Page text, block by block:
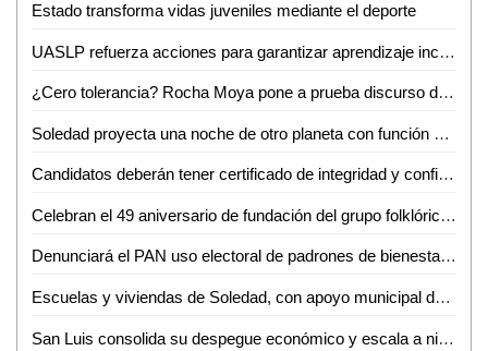
Estado transforma vidas juveniles mediante el deporte
UASLP refuerza acciones para garantizar aprendizaje inclusivo y permanencia escolar
¿Cero tolerancia? Rocha Moya pone a prueba discurso de anticorrupción en Morena
Soledad proyecta una noche de otro planeta con función especial de Star Wars
Candidatos deberán tener certificado de integridad y confiabilidad, propone el Dip. Héctor Serrano Cortés
Celebran el 49 aniversario de fundación del grupo folklórico huasteco
Denunciará el PAN uso electoral de padrones de bienestar en cuanto inicie el proceso electoral
Escuelas y viviendas de Soledad, con apoyo municipal de abasto de agua: alcalde
San Luis consolida su despegue económico y escala a nivel nacional